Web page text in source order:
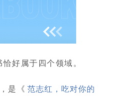
好属于四个领域。
是《 范志红，吃对你的